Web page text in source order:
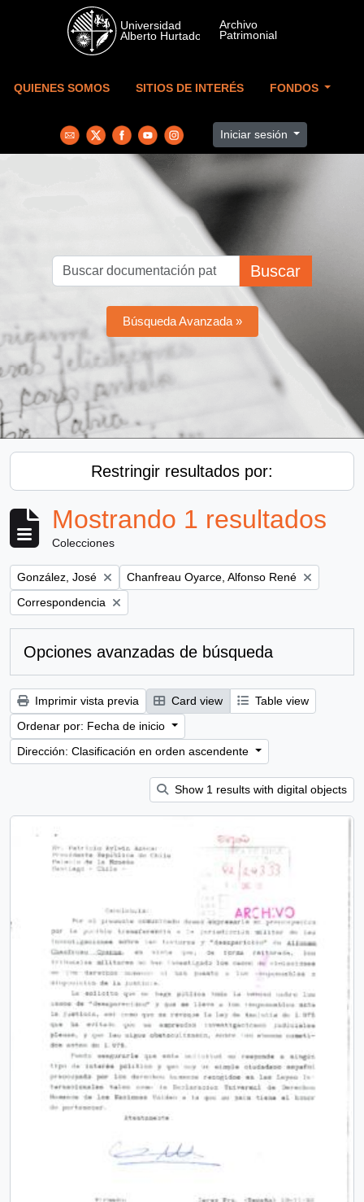
Skip to main content
QUIENES SOMOS SITIOS DE INTERÉS FONDOS
Iniciar sesión
Buscar
Búsqueda Avanzada »
Restringir resultados por:
Mostrando 1 resultados
Colecciones
Remove filter:
González, José Remove filter:
Chanfreau Oyarce, Alfonso René
Remove filter:
Correspondencia
Opciones avanzadas de búsqueda
Imprimir vista previa Card view
Table view
Ordenar por: Fecha de inicio
Dirección: Clasificación en orden ascendente
Show 1 results with digital objects